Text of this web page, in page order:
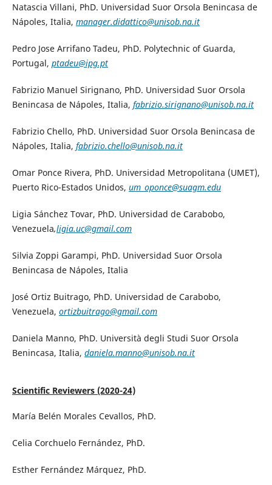
Natascia Villani, PhD. Universidad Suor Orsola Benincasa de
Nápoles, Italia, manager.didattico@unisob.na.it
Pedro Jose Arrifano Tadeu, PhD. Polytechnic of Guarda,
Portugal, ptadeu@ipg.pt
Fabrizio Manuel Sirignano, PhD. Universidad Suor Orsola
Benincasa de Nápoles, Italia, fabrizio.sirignano@unisob.na.it
Fabrizio Chello, PhD. Universidad Suor Orsola Benincasa de
Nápoles, Italia, fabrizio.chello@unisob.na.it
Omar Ponce Rivera, PhD. Universidad Metropolitana (UMET),
Puerto Rico-Estados Unidos, um_oponce@suagm.edu
Ligia Sánchez Tovar, PhD. Universidad de Carabobo,
Venezuela,ligia.uc@gmail.com
Silvia Zoppi Garampi, PhD. Universidad Suor Orsola
Benincasa de Nápoles, Italia
José Ortiz Buitrago, PhD. Universidad de Carabobo,
Venezuela, ortizbuitrago@gmail.com
Daniela Manno, PhD. Università degli Studi Suor Orsola
Benincasa, Italia, daniela.manno@unisob.na.it
Scientific Reviewers (2020-24)
María Belén Morales Cevallos, PhD.
Celia Corchuelo Fernández, PhD.
Esther Fernández Márquez, PhD.